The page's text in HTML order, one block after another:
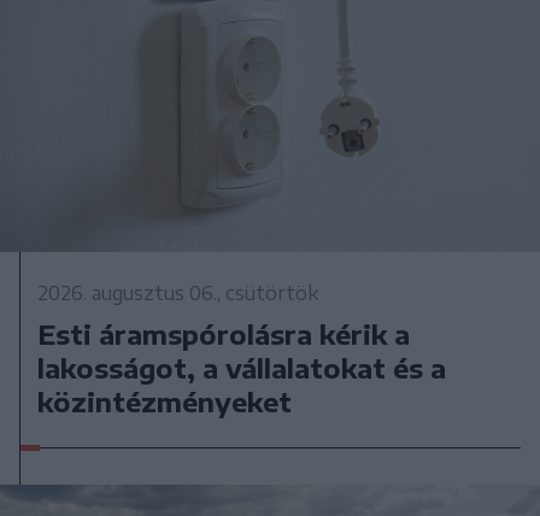
2026. augusztus 06., csütörtök
Esti áramspórolásra kérik a
lakosságot, a vállalatokat és a
közintézményeket